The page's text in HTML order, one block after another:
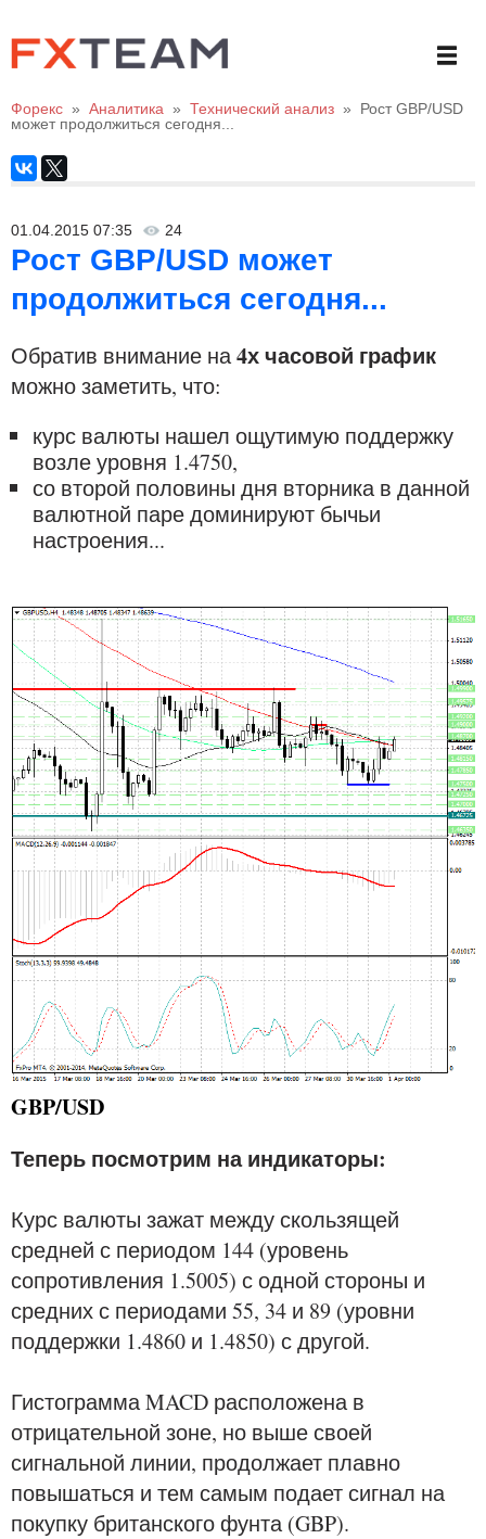
Форекс » Аналитика » Технический анализ »
Рост GBP/USD
может продолжиться сегодня...
01.04.2015 07:35 24
Рост GBP/USD может
продолжиться сегодня...
Обратив внимание на4х часовой график
можно заметить, что:
курс валюты нашел ощутимую поддержку
возле уровня 1.4750,
со второй половины дня вторника в данной
валютной паре доминируют бычьи
настроения...
GBP/USD
Теперь посмотрим на индикаторы:
Курс валюты зажат между скользящей
средней с периодом 144 (уровень
сопротивления 1.5005) с одной стороны и
средних с периодами 55, 34 и 89 (уровни
поддержки 1.4860 и 1.4850) с другой.
Гистограмма MACD расположена в
отрицательной зоне, но выше своей
сигнальной линии, продолжает плавно
повышаться и тем самым подает сигнал на
покупку британского фунта (GBP).